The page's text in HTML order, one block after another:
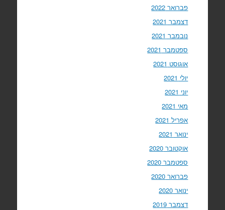
פברואר 2022
דצמבר 2021
נובמבר 2021
ספטמבר 2021
אוגוסט 2021
יולי 2021
יוני 2021
מאי 2021
אפריל 2021
ינואר 2021
אוקטובר 2020
ספטמבר 2020
פברואר 2020
ינואר 2020
דצמבר 2019